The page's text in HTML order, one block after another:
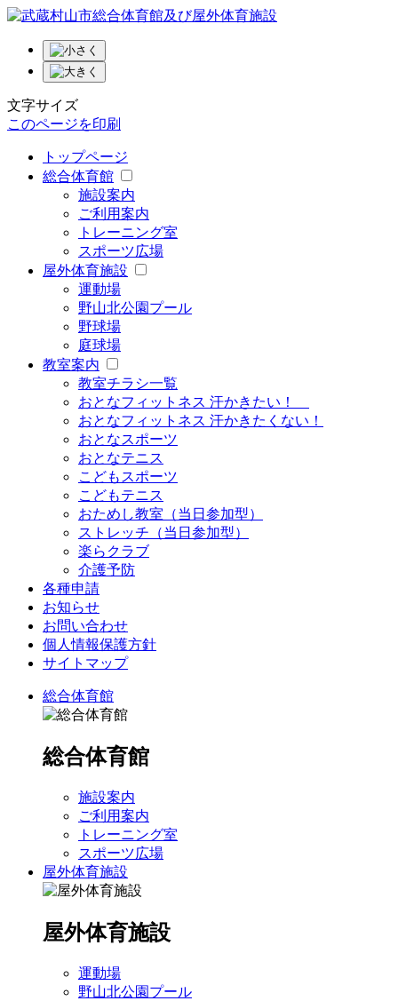
文字サイズ
このページを印刷
トップページ
総合体育館
施設案内
ご利用案内
トレーニング室
スポーツ広場
屋外体育施設
運動場
野山北公園プール
野球場
庭球場
教室案内
教室チラシ一覧
おとなフィットネス 汗かきたい！
おとなフィットネス 汗かきたくない！
おとなスポーツ
おとなテニス
こどもスポーツ
こどもテニス
おためし教室（当日参加型）
ストレッチ（当日参加型）
楽らクラブ
介護予防
各種申請
お知らせ
お問い合わせ
個人情報保護方針
サイトマップ
総合体育館
総合体育館
施設案内
ご利用案内
トレーニング室
スポーツ広場
屋外体育施設
屋外体育施設
運動場
野山北公園プール